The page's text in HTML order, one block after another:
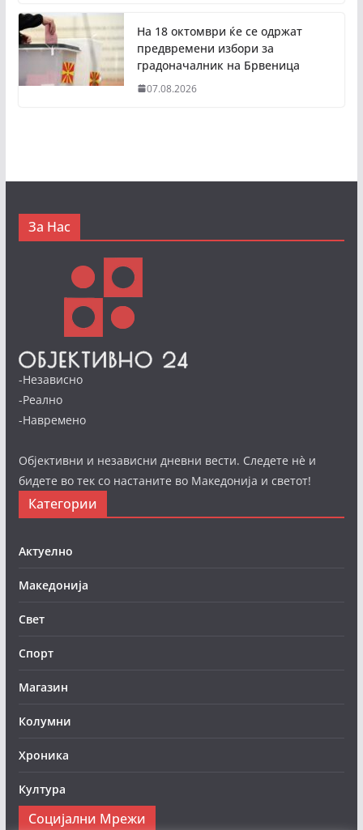
На 18 октомври ќе се одржат
предвремени избори за
градоначалник на Брвеница
07.08.2026
За Нас
-Независно
-Реално
-Навремено
Објективни и независни дневни вести. Следете нè и
бидете во тек со настаните во Македонија и светот!
Категории
Актуелно
Македонија
Свет
Спорт
Магазин
Колумни
Хроника
Култура
Социјални Мрежи